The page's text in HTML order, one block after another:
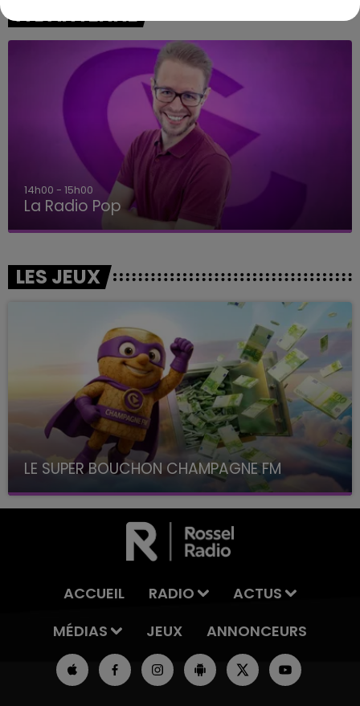
A L'ANTENNE
14h00 - 15h00
La Radio Pop
LES JEUX
LE SUPER BOUCHON CHAMPAGNE FM
avec La Famille Champagne FM, à 8H10
ACCUEIL RADIO
ACTUS
MÉDIAS
JEUX ANNONCEURS